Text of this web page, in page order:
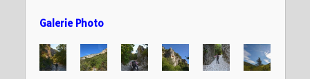
Galerie Photo